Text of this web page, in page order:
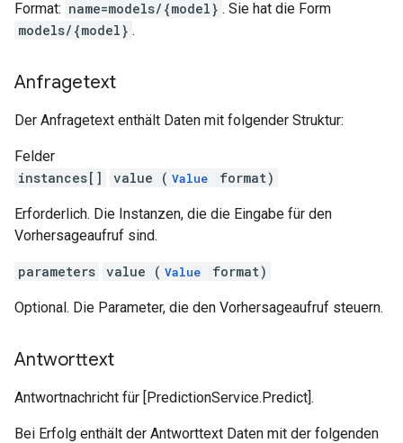
Format: name=models/{model} . Sie hat die Form
models/{model} .
Anfragetext
Der Anfragetext enthält Daten mit folgender Struktur:
Felder
instances[]
value ( Value format)
Erforderlich. Die Instanzen, die die Eingabe für den
Vorhersageaufruf sind.
parameters value ( Value format)
Optional. Die Parameter, die den Vorhersageaufruf steuern.
Antworttext
Antwortnachricht für [PredictionService.Predict].
Bei Erfolg enthält der Antworttext Daten mit der folgenden